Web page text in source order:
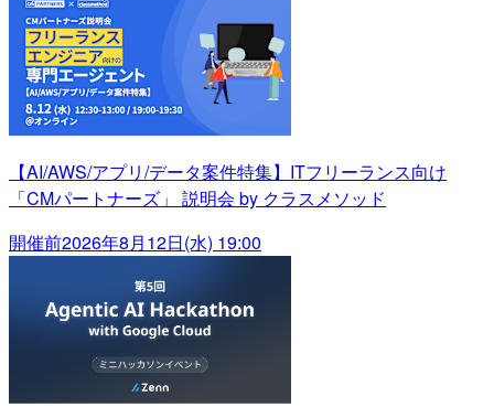
【AI/AWS/アプリ/データ案件特集】ITフリーランス向け
「CMパートナーズ」 説明会 by クラスメソッド
開催前2026年8月12日(水) 19:00